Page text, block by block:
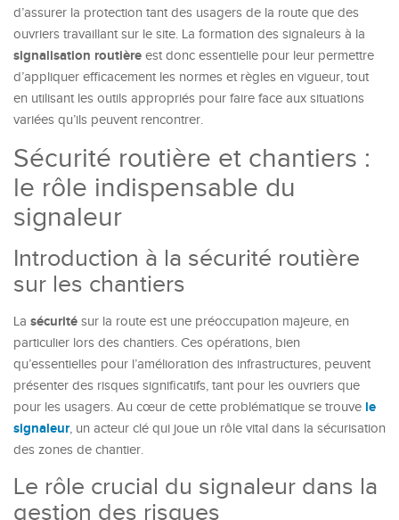
d’assurer la protection tant des usagers de la route que des
ouvriers travaillant sur le site. La formation des signaleurs à la
signalisation routière est donc essentielle pour leur permettre
d’appliquer efficacement les normes et règles en vigueur, tout
en utilisant les outils appropriés pour faire face aux situations
variées qu’ils peuvent rencontrer.
Sécurité routière et chantiers :
le rôle indispensable du
signaleur
Introduction à la sécurité routière
sur les chantiers
La sécurité sur la route est une préoccupation majeure, en
particulier lors des chantiers. Ces opérations, bien
qu’essentielles pour l’amélioration des infrastructures, peuvent
présenter des risques significatifs, tant pour les ouvriers que
pour les usagers. Au cœur de cette problématique se trouve le
signaleur, un acteur clé qui joue un rôle vital dans la sécurisation
des zones de chantier.
Le rôle crucial du signaleur dans la
gestion des risques